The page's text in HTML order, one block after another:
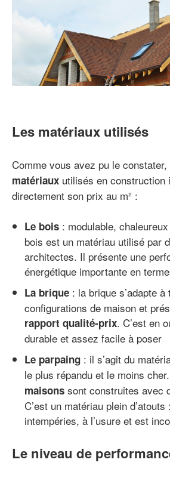
Les matériaux utilisés
Comme vous avez pu le constater,
matériaux utilisés en construction
directement son prix au m² :
Le bois : modulable,
bois est un matériau utilisé par
architectes. Il présente une
énergétique importante en
La brique : la brique s’adapte
configurations de maison et
rapport qualité-prix. C’est en
durable et assez facile à poser
Le parpaing : il s’agit du
le plus répandu et le moins cher.
maisons sont construites avec
C’est un matériau plein
intempéries, à l’usure et est
Le niveau de